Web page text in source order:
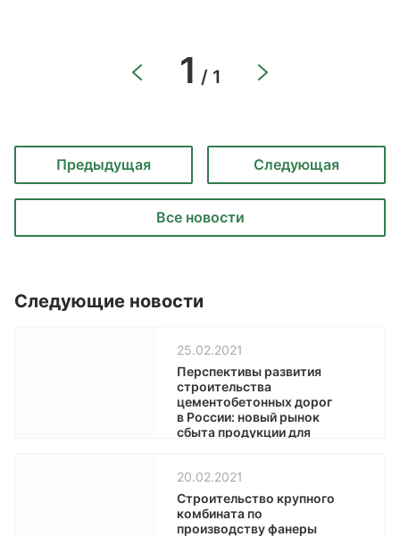
1 / 1
Предыдущая Следующая
Все новости
Следующие новости
25.02.2021
Перспективы развития
строительства
цементобетонных дорог
в России: новый рынок
сбыта продукции для
20.02.2021
Строительство крупного
комбината по
производству фанеры